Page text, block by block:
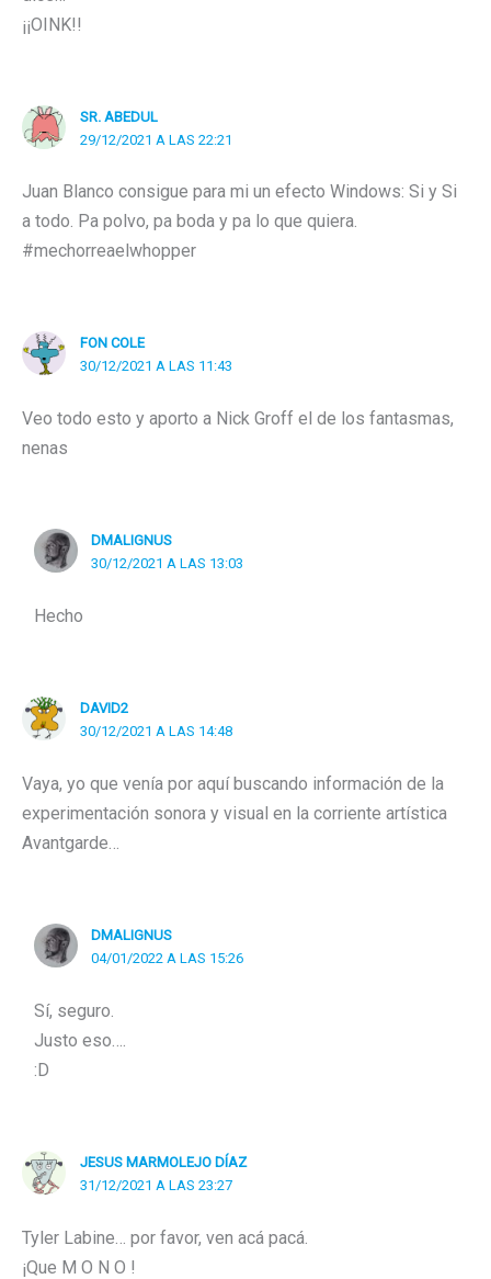
¡¡OINK!!
SR. ABEDUL
29/12/2021 A LAS 22:21
Juan Blanco consigue para mi un efecto Windows: Si y Si
a todo. Pa polvo, pa boda y pa lo que quiera.
#mechorreaelwhopper
FON COLE
30/12/2021 A LAS 11:43
Veo todo esto y aporto a Nick Groff el de los fantasmas,
nenas
DMALIGNUS
30/12/2021 A LAS 13:03
Hecho
DAVID2
30/12/2021 A LAS 14:48
Vaya, yo que venía por aquí buscando información de la
experimentación sonora y visual en la corriente artística
Avantgarde…
DMALIGNUS
04/01/2022 A LAS 15:26
Sí, seguro.
Justo eso….
:D
JESUS MARMOLEJO DÍAZ
31/12/2021 A LAS 23:27
Tyler Labine… por favor, ven acá pacá.
¡Que M O N O !